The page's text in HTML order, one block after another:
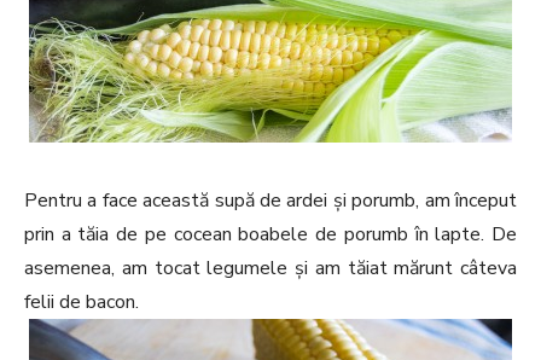
Pentru a face această supă de ardei și porumb, am început
prin a tăia de pe cocean boabele de porumb în lapte. De
asemenea, am tocat legumele și am tăiat mărunt câteva
felii de bacon.